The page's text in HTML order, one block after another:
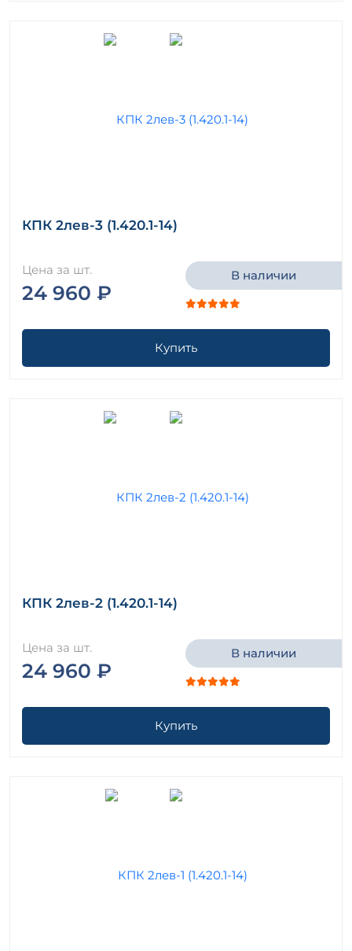
КПК 2лев-3 (1.420.1-14)
Цена за шт.
24 960 ₽
В наличии
Купить
КПК 2лев-2 (1.420.1-14)
Цена за шт.
24 960 ₽
В наличии
Купить